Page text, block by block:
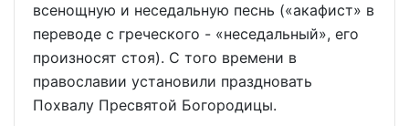
всенощную и неседальную песнь («акафист» в
переводе с греческого - «неседальный», его
произносят стоя). С того времени в
православии установили праздновать
Похвалу Пресвятой Богородицы.